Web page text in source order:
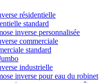
résidentielle
standard
inverse personnalisée
commerciale
standard
industrielle
inverse pour eau du robinet